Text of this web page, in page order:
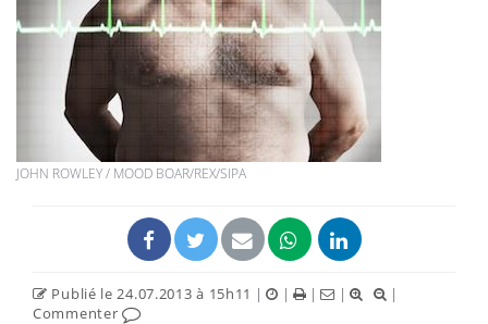
JOHN ROWLEY / MOOD BOAR/REX/SIPA
Publié le 24.07.2013 à 15h11 | | | |
|
Commenter